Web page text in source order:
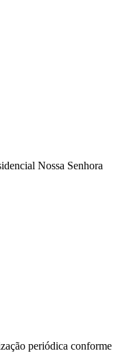
Nossa Senhora
periódica conforme